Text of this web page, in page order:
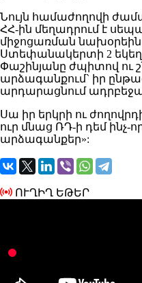
Նույն համաժողովի
ՀՀ-ին մեղադրում է
միջոցառման նախօրեին
Ստեփանակերտի 2
Փաշինյանը ժպիտով ու
արձագանքում` իր
արդարացնում
Սա իր երկրի ու
ուր մնաց ՌԴ-ի դեմ ինչ-
արձագանքեր»:
ՈՒՂԻՂ ԵԹԵՐ